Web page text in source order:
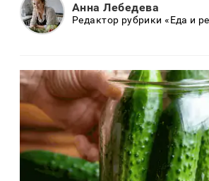
Анна Лебедева
Редактор рубрики «Еда и